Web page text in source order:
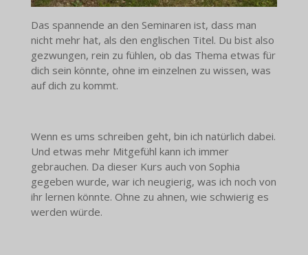
Das spannende an den Seminaren ist, dass man
nicht mehr hat, als den englischen Titel. Du bist also
gezwungen, rein zu fühlen, ob das Thema etwas für
dich sein könnte, ohne im einzelnen zu wissen, was
auf dich zu kommt.
Wenn es ums schreiben geht, bin ich natürlich dabei.
Und etwas mehr Mitgefühl kann ich immer
gebrauchen. Da dieser Kurs auch von Sophia
gegeben wurde, war ich neugierig, was ich noch von
ihr lernen könnte. Ohne zu ahnen, wie schwierig es
werden würde.